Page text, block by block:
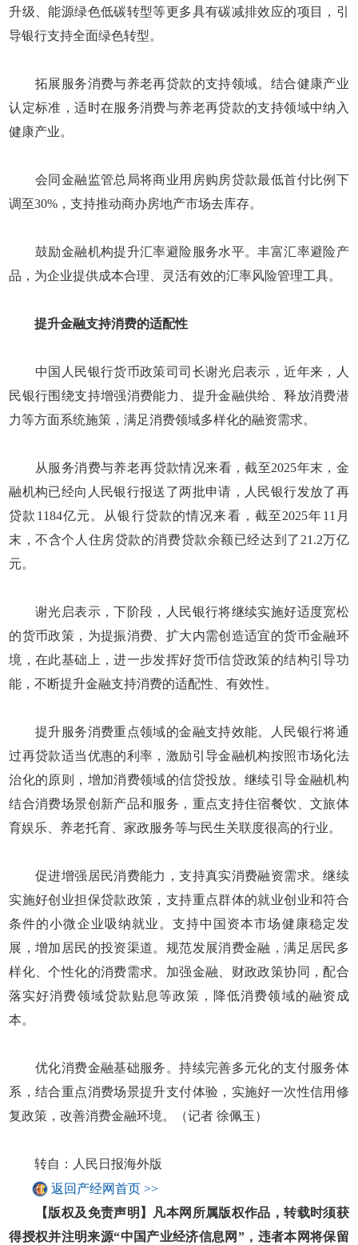
升级、能源绿色低碳转型等更多具有碳减排效应的项目，引
导银行支持全面绿色转型。
拓展服务消费与养老再贷款的支持领域。结合健康产业
认定标准，适时在服务消费与养老再贷款的支持领域中纳入
健康产业。
会同金融监管总局将商业用房购房贷款最低首付比例下
调至30%，支持推动商办房地产市场去库存。
鼓励金融机构提升汇率避险服务水平。丰富汇率避险产
品，为企业提供成本合理、灵活有效的汇率风险管理工具。
提升金融支持消费的适配性
中国人民银行货币政策司司长谢光启表示，近年来，人
民银行围绕支持增强消费能力、提升金融供给、释放消费潜
力等方面系统施策，满足消费领域多样化的融资需求。
从服务消费与养老再贷款情况来看，截至2025年末，金
融机构已经向人民银行报送了两批申请，人民银行发放了再
贷款1184亿元。从银行贷款的情况来看，截至2025年11月
末，不含个人住房贷款的消费贷款余额已经达到了21.2万亿
元。
谢光启表示，下阶段，人民银行将继续实施好适度宽松
的货币政策，为提振消费、扩大内需创造适宜的货币金融环
境，在此基础上，进一步发挥好货币信贷政策的结构引导功
能，不断提升金融支持消费的适配性、有效性。
提升服务消费重点领域的金融支持效能。人民银行将通
过再贷款适当优惠的利率，激励引导金融机构按照市场化法
治化的原则，增加消费领域的信贷投放。继续引导金融机构
结合消费场景创新产品和服务，重点支持住宿餐饮、文旅体
育娱乐、养老托育、家政服务等与民生关联度很高的行业。
促进增强居民消费能力，支持真实消费融资需求。继续
实施好创业担保贷款政策，支持重点群体的就业创业和符合
条件的小微企业吸纳就业。支持中国资本市场健康稳定发
展，增加居民的投资渠道。规范发展消费金融，满足居民多
样化、个性化的消费需求。加强金融、财政政策协同，配合
落实好消费领域贷款贴息等政策，降低消费领域的融资成
本。
优化消费金融基础服务。持续完善多元化的支付服务体
系，结合重点消费场景提升支付体验，实施好一次性信用修
复政策，改善消费金融环境。（记者 徐佩玉）
转自：人民日报海外版
返回产经网首页 >>
【版权及免责声明】凡本网所属版权作品，转载时须获
得授权并注明来源“中国产业经济信息网”，违者本网将保留